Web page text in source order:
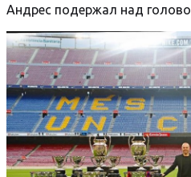
Андрес подержал над